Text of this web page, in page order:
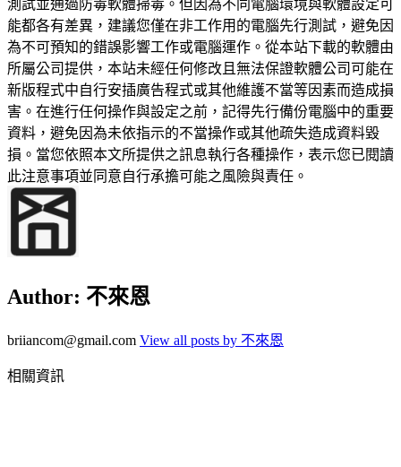
測試並通過防毒軟體掃毒。但因為不同電腦環境與軟體設定可
能都各有差異，建議您僅在非工作用的電腦先行測試，避免因
為不可預知的錯誤影響工作或電腦運作。從本站下載的軟體由
所屬公司提供，本站未經任何修改且無法保證軟體公司可能在
新版程式中自行安插廣告程式或其他維護不當等因素而造成損
害。在進行任何操作與設定之前，記得先行備份電腦中的重要
資料，避免因為未依指示的不當操作或其他疏失造成資料毀
損。當您依照本文所提供之訊息執行各種操作，表示您已閱讀
此注意事項並同意自行承擔可能之風險與責任。
Author: 不來恩
briiancom@gmail.com View all posts by 不來恩
相關資訊